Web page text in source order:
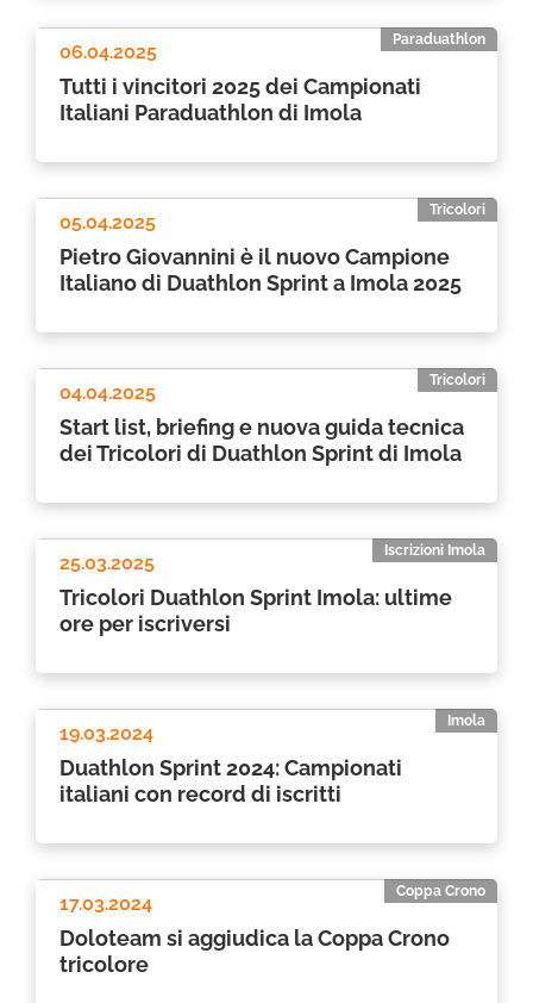
Paraduathlon
06.04.2025
Tutti i vincitori 2025 dei Campionati
Italiani Paraduathlon di Imola
Tricolori
05.04.2025
Pietro Giovannini è il nuovo Campione
Italiano di Duathlon Sprint a Imola 2025
Tricolori
04.04.2025
Start list, briefing e nuova guida tecnica
dei Tricolori di Duathlon Sprint di Imola
Iscrizioni Imola
25.03.2025
Tricolori Duathlon Sprint Imola: ultime
ore per iscriversi
Imola
19.03.2024
Duathlon Sprint 2024: Campionati
italiani con record di iscritti
Coppa Crono
17.03.2024
Doloteam si aggiudica la Coppa Crono
tricolore